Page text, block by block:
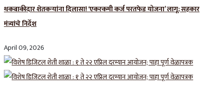
थकबाकीदार शेतकऱ्यांना दिलासा! ‘एकरकमी कर्ज परतफेड योजना’ लागू; सहकार
मंत्र्यांचे निर्देश
April 09, 2026